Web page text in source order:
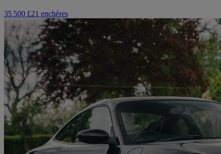
35 500 £21 enchères